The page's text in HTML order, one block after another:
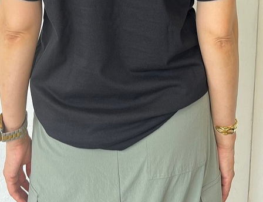
BLOG
LINE_ALBUM_2024ss-BIG T_240705_1